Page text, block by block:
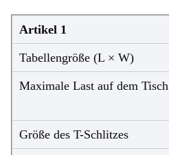
Artikel 1
Tabellengröße (L × W)
Maximale Last auf dem Tisch
Größe des T-Schlitzes